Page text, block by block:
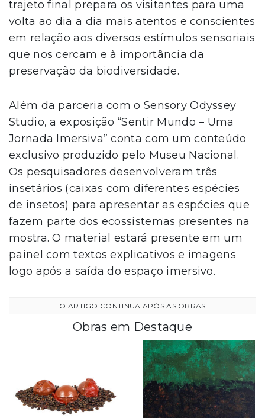
trajeto final prepara os visitantes para uma
volta ao dia a dia mais atentos e conscientes
em relação aos diversos estímulos sensoriais
que nos cercam e à importância da
preservação da biodiversidade.
Além da parceria com o Sensory Odyssey
Studio, a exposição “Sentir Mundo – Uma
Jornada Imersiva” conta com um conteúdo
exclusivo produzido pelo Museu Nacional.
Os pesquisadores desenvolveram três
insetários (caixas com diferentes espécies
de insetos) para apresentar as espécies que
fazem parte dos ecossistemas presentes na
mostra. O material estará presente em um
painel com textos explicativos e imagens
logo após a saída do espaço imersivo.
Obras em Destaque